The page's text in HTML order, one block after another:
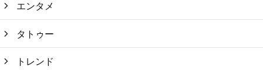
エンタメ
タトゥー
トレンド